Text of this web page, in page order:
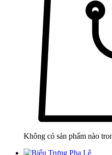
Không có sản phẩm nào